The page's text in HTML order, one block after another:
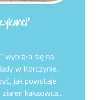
wybrała się na
w Korczynie.
jak powstaje
kakaowca...